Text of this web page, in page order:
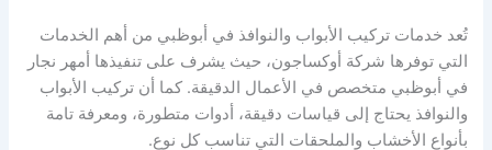
تُعد خدمات تركيب الأبواب والنوافذ في أبوظبي من أهم الخدمات
التي توفرها شركة أوكساجون، حيث يشرف على تنفيذها أمهر نجار
في أبوظبي متخصص في الأعمال الدقيقة. كما أن تركيب الأبواب
والنوافذ يحتاج إلى قياسات دقيقة، أدوات متطورة، ومعرفة تامة
بأنواع الأخشاب والملحقات التي تناسب كل نوع.